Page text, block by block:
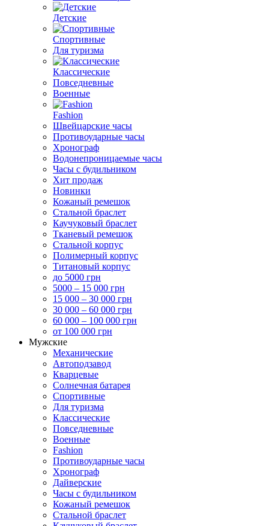
Детские
Спортивные
Для туризма
Классические
Повседневные
Военные
Fashion
Швейцарские часы
Противоударные часы
Хронограф
Водонепроницаемые часы
Часы с будильником
Хит продаж
Новинки
Кожаный ремешок
Стальной браслет
Каучуковый браслет
Тканевый ремешок
Стальной корпус
Полимерный корпус
Титановый корпус
до 5000 грн
5000 – 15 000 грн
15 000 – 30 000 грн
30 000 – 60 000 грн
60 000 – 100 000 грн
от 100 000 грн
Мужские
Механические
Автоподзавод
Кварцевые
Солнечная батарея
Спортивные
Для туризма
Классические
Повседневные
Военные
Fashion
Противоударные часы
Хронограф
Дайверские
Часы с будильником
Кожаный ремешок
Стальной браслет